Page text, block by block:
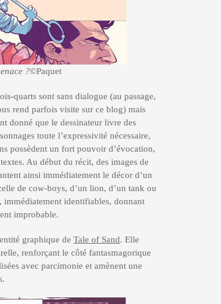
?©Paquet
quarts sont sans dialogue (au passage,
rend parfois visite sur ce blog) mais
donné que le dessinateur livre des
toute l’expressivité nécessaire,
possèdent un fort pouvoir d’évocation,
Au début du récit, des images de
ainsi immédiatement le décor d’un
de cow-boys, d’un lion, d’un tank ou
immédiatement identifiables, donnant
improbable.
graphique de Tale of Sand. Elle
renforçant le côté fantasmagorique
avec parcimonie et amènent une